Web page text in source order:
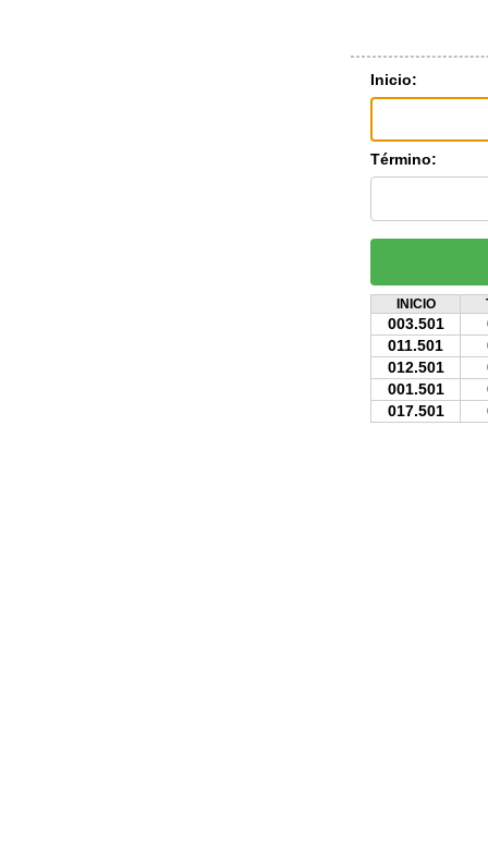
Inicio:
Término:
INICIO
003.501
011.501
012.501
001.501
017.501